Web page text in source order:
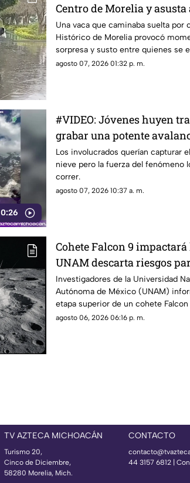
Centro de Morelia y
Una vaca que caminaba suelta por
Histórico de Morelia provocó
sorpresa y susto entre quienes se
zona, luego de que el animal
agosto 07, 2026 01:32 p. m.
0:26
#VIDEO: Jóvenes huyen
grabar una potente
Los involucrados querían capturar
nieve pero la fuerza del fenómeno
correr.
agosto 07, 2026 10:37 a. m.
Cohete Falcon 9
UNAM descarta riesgos
Investigadores de la Universidad
Autónoma de México (UNAM)
etapa superior de un cohete Falcon
impactará contra la superficie de la
agosto 06, 2026 06:16 p. m.
TV AZTECA MICHOACÁN
Turismo 20,
Cinco de Diciembre,
58280 Morelia, Mich.
CONTACTO
44 3157 6812 |